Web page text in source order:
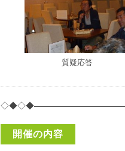
質疑応答
開催の内容